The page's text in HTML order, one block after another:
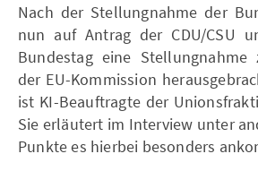
Nach der Stellungnahme der
nun auf Antrag der CDU/CSU
Bundestag eine Stellungnahme
der EU-Kommission
ist KI-Beauftragte der
Sie erläutert im Interview unter
Punkte es hierbei besonders